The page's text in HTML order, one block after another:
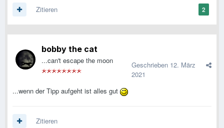
2
Zitieren
bobby the cat
...can't escape the moon Geschrieben 12. März
2021
...wenn der Tipp aufgeht ist alles gut
Zitieren